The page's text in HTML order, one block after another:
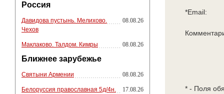
Россия
Давидова пустынь. Мелихово.
Чехов
08.08.26
Маклаково. Талдом. Кимры 08.08.26
Ближнее зарубежье
Святыни Армении 08.08.26
Белоруссия православная 5д/4н. 17.08.26
*Email:
* - Поля